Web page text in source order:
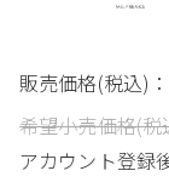
販売価格(税込)：
希望小売価格(税
アカウント登録